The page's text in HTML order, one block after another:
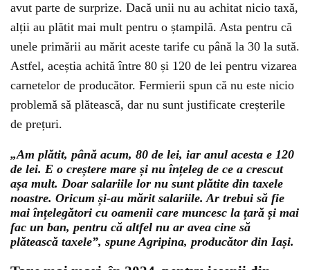
avut parte de surprize. Dacă unii nu au achitat nicio taxă,
alții au plătit mai mult pentru o ștampilă. Asta pentru că
unele primării au mărit aceste tarife cu până la 30 la sută.
Astfel, aceștia achită între 80 și 120 de lei pentru vizarea
carnetelor de producător. Fermierii spun că nu este nicio
problemă să plătească, dar nu sunt justificate creșterile
de prețuri.
„Am plătit, până acum, 80 de lei, iar anul acesta e 120
de lei. E o creștere mare și nu înțeleg de ce a crescut
așa mult. Doar salariile lor nu sunt plătite din taxele
noastre. Oricum și-au mărit salariile. Ar trebui să fie
mai înțelegători cu oamenii care muncesc la țară și mai
fac un ban, pentru că altfel nu ar avea cine să
plătească taxele”, spune Agripina, producător din Iași.